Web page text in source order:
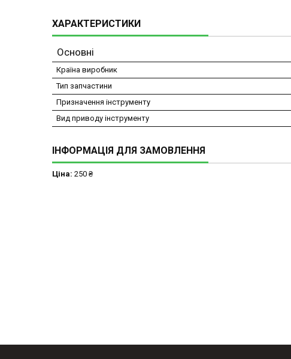
ХАРАКТЕРИСТИКИ
Основні
Країна виробник
Тип запчастини
Призначення інструменту
Вид приводу інструменту
ІНФОРМАЦІЯ ДЛЯ ЗАМОВЛЕННЯ
Ціна: 250 ₴